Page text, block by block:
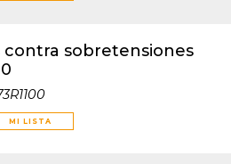
sobretensiones
MI LISTA